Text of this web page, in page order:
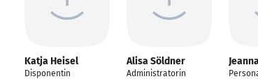
Katja Heisel
Disponentin
Alisa Söldner
Administratorin